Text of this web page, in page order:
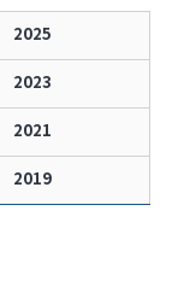
2025
2023
2021
2019